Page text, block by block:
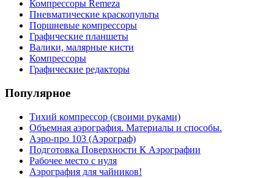
Компрессоры Remeza
Пневматические краскопульты
Поршневые компрессоры
Графические планшеты
Валики, малярные кисти
Компрессоры
Графические редакторы
Популярное
Тихий компрессор (своими руками)
Объемная аэрография. Материалы и способы.
Аэро-про 103 (Аэрограф)
Подготовка Поверхности К Аэрографии
Рабочее место с нуля
Аэрография для чайников!